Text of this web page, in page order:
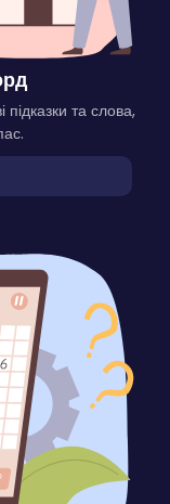
та слова,